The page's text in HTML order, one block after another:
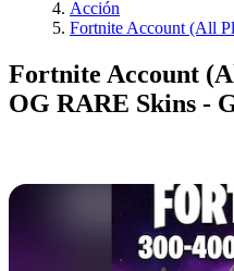
Acción
Fortnite Account (All
Fortnite Account
OG RARE Skins -